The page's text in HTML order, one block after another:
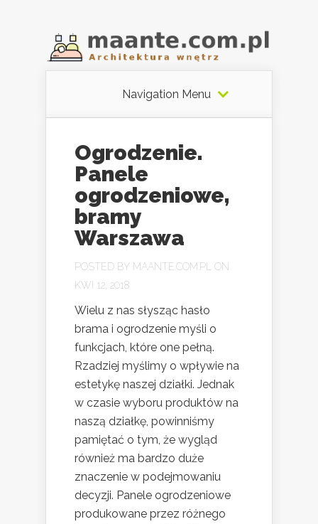
Navigation Menu
Ogrodzenie.
Panele
ogrodzeniowe,
bramy
Warszawa
POSTED BY MAANTE.COM.PL
ON
KWI 12, 2018
Wielu z nas słysząc hasło
brama i ogrodzenie myśli o
funkcjach, które one pełną.
Rzadziej myślimy o wpływie na
estetykę naszej działki. Jednak
w czasie wyboru produktów na
naszą działkę, powinniśmy
pamiętać o tym, że wygląd
również ma bardzo duże
znaczenie w podejmowaniu
decyzji. Panele ogrodzeniowe
produkowane przez różnego